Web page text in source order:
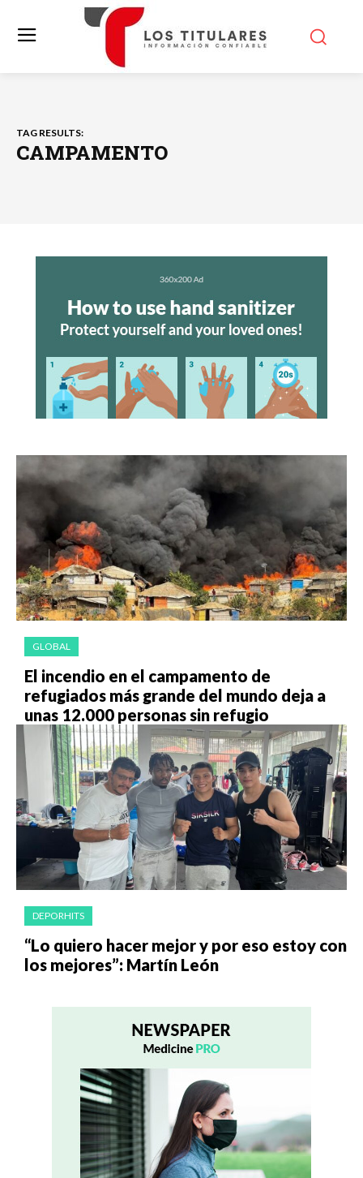
TAG RESULTS:
CAMPAMENTO
GLOBAL
El incendio en el campamento de
refugiados más grande del mundo deja a
unas 12.000 personas sin refugio
DEPORHITS
“Lo quiero hacer mejor y por eso estoy con
los mejores”: Martín León